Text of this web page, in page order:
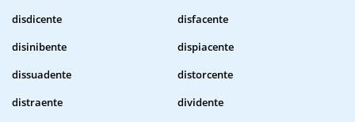
disdicente
disfacente
disinibente
dispiacente
dissuadente
distorcente
distraente
dividente